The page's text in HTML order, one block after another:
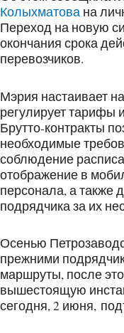
Колыхматова на
Переход на новую
окончания срока
перевозчиков.
Мэрия настаивает
регулирует тарифы
Брутто-контракты
необходимые
соблюдение
отображение в
персонала, а также
подрядчика за их
Осенью
прежними
маршруты, после
вышестоящую
сегодня, 2 июня,